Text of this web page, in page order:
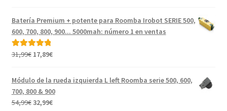
original
era:
31,99€.
actual
es:
Batería Premium + potente para Roomba Irobot SERIE 500,
600, 700, 800, 900... 5000mah: número 1 en ventas
Valorado con
31,99€ El
original
era:
31,99€.
17,89€El
actual
es:
17,89€.
Módulo de la rueda izquierda L left Roomba serie 500, 600,
700, 800 & 900
54,99€ El
32,99€El